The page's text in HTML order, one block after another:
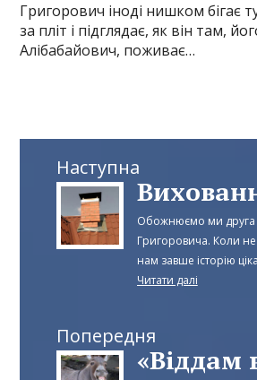
Григорович іноді нишком бігає
за пліт і підглядає, як він там,
Алібабайович, поживає…
Наступна
Обожнюємо ми
Григоровича. Коли не
нам завше історію
Читати далі
Попередня